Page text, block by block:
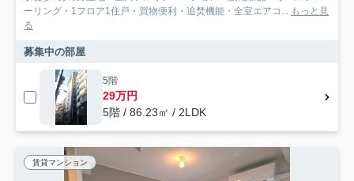
ーリング・1フロア1住戸・買物便利・追焚機能・全室エアコ... もっと見
る
募集中の部屋
5階
29万円
5階 / 86.23㎡ / 2LDK
賃貸マンション